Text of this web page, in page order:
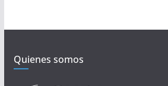
Quienes somos